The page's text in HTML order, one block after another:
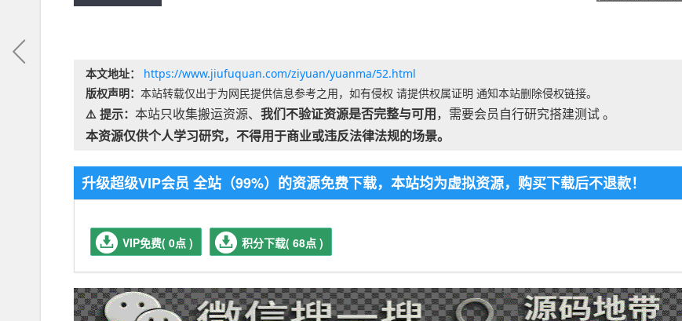
本文地址：
https://www.jiufuquan.com/ziyuan/yuanma/52.html
版权声明： 本站转载仅出于为网民提供信息参考之用，如有侵权 请提供权属证明 通知本站删除侵权链接。
⚠️ 提示： 本站只收集搬运资源、 我们不验证资源是否完整与可用，需要会员自行研究搭建测试 。
本资源仅供个人学习研究，不得用于商业或违反法律法规的场景。
升级超级VIP会员 全站（99%）的资源免费下载，本站均为虚拟资源，购买下载后不退款！
VIP免费( 0点 ) 积分下载( 68点 )